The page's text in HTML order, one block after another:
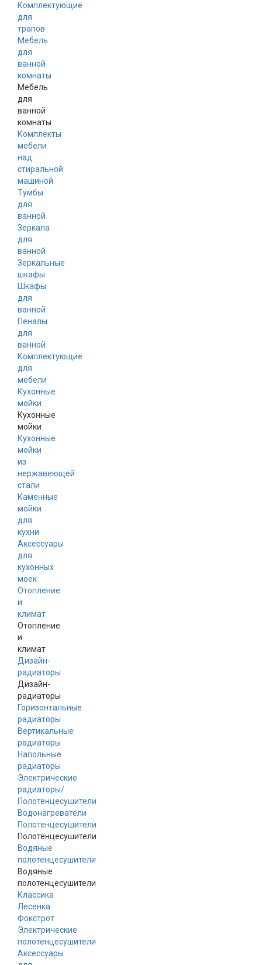
Комплектующие
для
трапов
Мебель
для
ванной
комнаты
Мебель
для
ванной
комнаты
Комплекты
мебели
над
стиральной
машиной
Тумбы
для
ванной
Зеркала
для
ванной
Зеркальные
шкафы
Шкафы
для
ванной
Пеналы
для
ванной
Комплектующие
для
мебели
Кухонные
мойки
Кухонные
мойки
Кухонные
мойки
из
нержавеющей
стали
Каменные
мойки
для
кухни
Аксессуары
для
кухонных
моек
Отопление
и
климат
Отопление
и
климат
Дизайн-
радиаторы
Дизайн-
радиаторы
Горизонтальные
радиаторы
Вертикальные
радиаторы
Напольные
радиаторы
Электрические
радиаторы/
Полотенцесушители
Водонагреватели
Полотенцесушители
Полотенцесушители
Водяные
полотенцесушители
Водяные
полотенцесушители
Классика
Лесенка
Фокстрот
Электрические
полотенцесушители
Аксессуары